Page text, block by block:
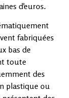
d'euros.
fabriquées
bas de
toute
des
plastique ou